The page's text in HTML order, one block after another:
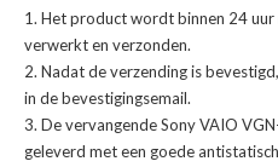
Het product wordt binnen 24
verwerkt en verzonden.
Nadat de verzending is
in de bevestigingsemail.
Devervangende Sony VAIO
geleverd met een goede